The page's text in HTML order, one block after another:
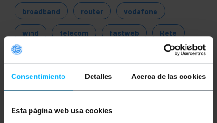
Consentimiento Detalles Acerca de las cookies
Esta página web usa cookies
broadband router vodafone
wind telecom fastweb Rete
ottica
gigabit